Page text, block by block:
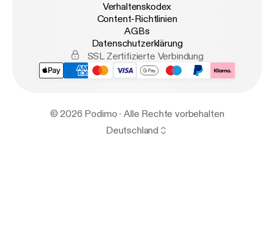
Verhaltenskodex
Content-Richtlinien
AGBs
Datenschutzerklärung
SSL Zertifizierte Verbindung
© 2026 Podimo · Alle Rechte vorbehalten
Deutschland